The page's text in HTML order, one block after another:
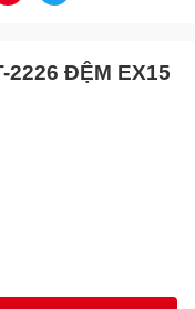
2226 ĐỆM EX15